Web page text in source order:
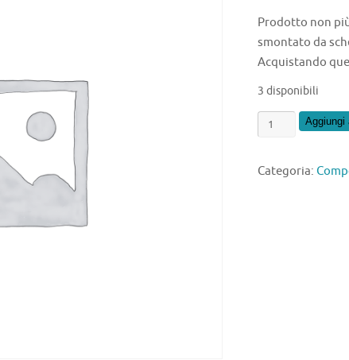
Prodotto non
smontato da
Acquistando
3 disponibili
MP7002
quantità
Aggiungi
Categoria: